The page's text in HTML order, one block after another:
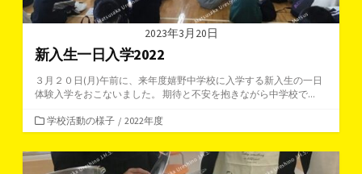
2023年3月20日
新入生一日入学2022
３月２０日(月)午前に、来年度嬉野中学校に入学する新入生の一日
体験入学をおこないました。 期待と不安を抱きながら中学校で...
カ
テ
ゴ
学校活動の様子 / 2022年度